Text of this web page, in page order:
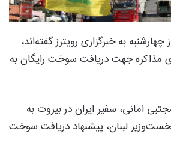
به خبرگزاری رویترز گفته‌اند،
مذاکره جهت دریافت سوخت رایگان به
امانی، سفیر ایران در بیروت به
لبنان، پیشنهاد دریافت سوخت